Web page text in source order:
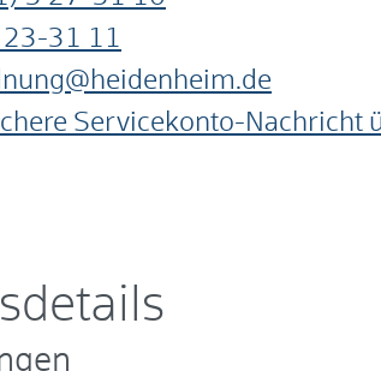
23-31 11
Servicekonto-Nachricht